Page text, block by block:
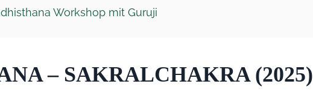
– SAKRALCHAKRA (2025)